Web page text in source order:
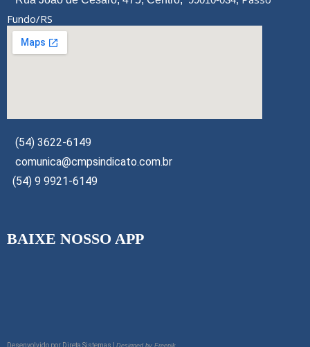
Fundo/RS
(54) 3622-6149
comunica@cmpsindicato.com.br
(54) 9 9921-6149
BAIXE NOSSO APP
Desenvolvido por Direta Sistemas I Designed by Freepik